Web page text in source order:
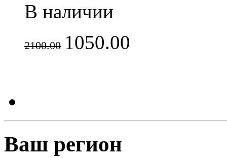
В наличии
2100.00 1050.00
Ваш регион